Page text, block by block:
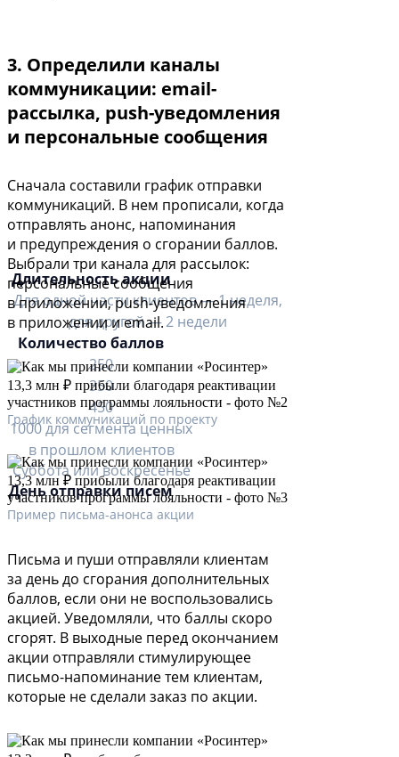
Длительность акции
Для одной части клиентов — 1 неделя,
для другой — 2 недели
Количество баллов
250
350
450
1000 для сегмента ценных
в прошлом клиентов
Суббота или воскресенье
День отправки писем
3. Определили каналы
коммуникации: email-
рассылка, push-уведомления
и персональные сообщения
Сначала составили график отправки
коммуникаций. В нем прописали, когда
отправлять анонс, напоминания
и предупреждения о сгорании баллов.
Выбрали три канала для рассылок:
персональные сообщения
в приложении, push-уведомления
в приложении и email.
График коммуникаций по проекту
Пример письма-анонса акции
Письма и пуши отправляли клиентам
за день до сгорания дополнительных
баллов, если они не воспользовались
акцией. Уведомляли, что баллы скоро
сгорят. В выходные перед окончанием
акции отправляли стимулирующее
письмо-напоминание тем клиентам,
которые не сделали заказ по акции.